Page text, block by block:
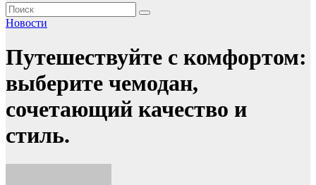
Новости
Путешествуйте с комфортом:
выберите чемодан,
сочетающий качество и
стиль.